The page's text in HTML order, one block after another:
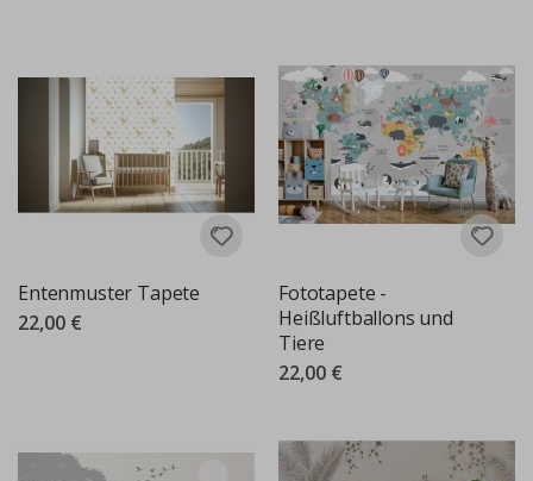
Entenmuster Tapete
22,00 €
Fototapete -
Heißluftballons und
Tiere
22,00 €